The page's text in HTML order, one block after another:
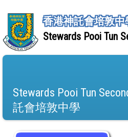
香港神託會培敦中
Stewards Pooi Tun
Stewards Pooi Tun
託會培敦中學